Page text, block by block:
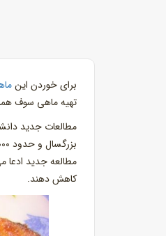
برای خوردن این
تهیه ماهی سوف
کاهش دهند.